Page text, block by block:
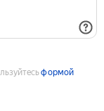
формой